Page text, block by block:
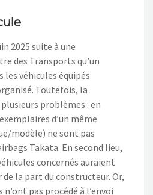
2025 suite à une
des Transports qu’un
véhicules équipés
Toutefois, la
problèmes : en
d’un même
modèle) ne sont pas
Takata. En second lieu,
concernés auraient
la part du constructeur. Or,
pas procédé à l’envoi